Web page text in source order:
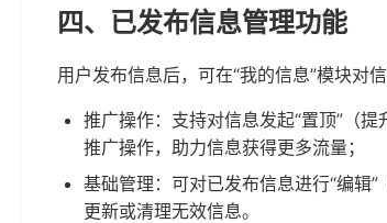
四、已发布信息管理功能
用户发布信息后，可在“我的信息”模块对
推广操作：支持对信息发起“置顶”（
推广操作，助力信息获得更多流量；
基础管理：可对已发布信息进行“编辑
更新或清理无效信息。